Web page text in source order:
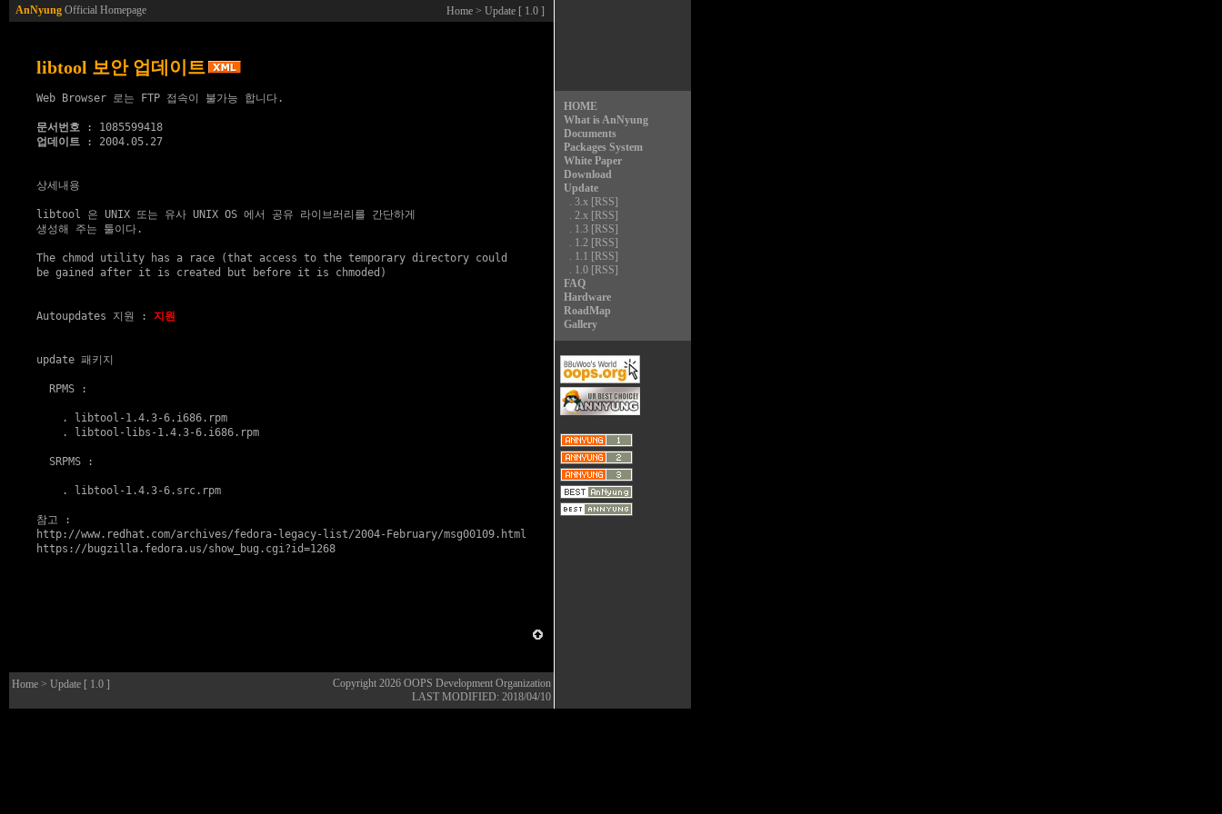
AnNyung Official Homepage Home > Update [ 1.0 ]
HOME
What is AnNyung
Documents
Packages System
White Paper
Download
Update
. 3.x [RSS]
. 2.x [RSS]
. 1.3 [RSS]
. 1.2 [RSS]
. 1.1 [RSS]
. 1.0 [RSS]
FAQ
Hardware
RoadMap
Gallery
libtool 보안 업데이트
Web Browser 로는 FTP 접속이 불가능 합니다.
문서번호
업데이트 : 2004.05.27
상세내용
libtool 은 UNIX 또는 유사 UNIX OS 에서 공유 라이브러리를 간단하게
생성해 주는 툴이다.
The chmod utility has a race (that access to the temporary directory could
be gained after it is created but before it is chmoded)
Autoupdates 지원 : 지원
update 패키지
  RPMS :
    .
libtool-1.4.3-6.i686.rpm
    .
libtool-libs-1.4.3-6.i686.rpm
  SRPMS :
    .
libtool-1.4.3-6.src.rpm
참고
http://www.redhat.com/archives/fedora-legacy-list/2004-February/msg00109.html
https://bugzilla.fedora.us/show_bug.cgi?id=1268
Home > Update [ 1.0 ] Copyright 2026 OOPS Development Organization
LAST MODIFIED: 2018/04/10